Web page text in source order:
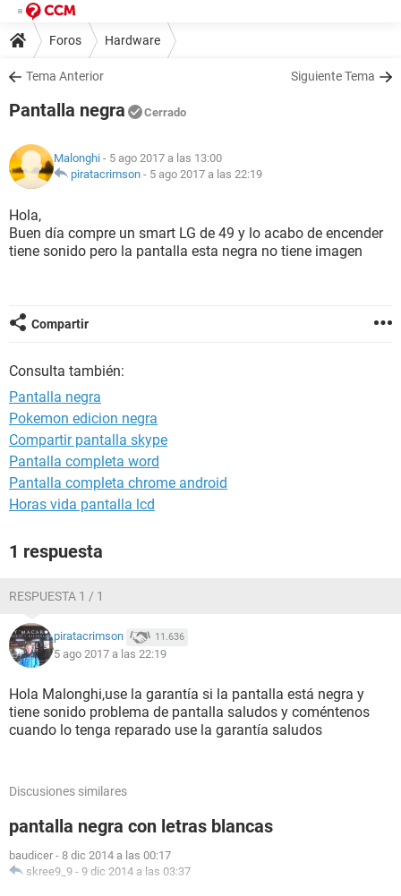
Foros Hardware
Tema Anterior Siguiente Tema
Pantalla negra Cerrado
Malonghi - 5 ago 2017 a las 13:00
piratacrimson - 5 ago 2017 a las 22:19
Hola,
Buen día compre un smart LG de 49 y lo acabo de encender
tiene sonido pero la pantalla esta negra no tiene imagen
Compartir
Consulta también:
Pantalla negra
Pokemon edicion negra
Compartir pantalla skype
Pantalla completa word
Pantalla completa chrome android
Horas vida pantalla lcd
1 respuesta
RESPUESTA 1 / 1
piratacrimson 11.636
5 ago 2017 a las 22:19
Hola Malonghi,use la garantía si la pantalla está negra y
tiene sonido problema de pantalla saludos y coméntenos
cuando lo tenga reparado use la garantía saludos
Discusiones similares
pantalla negra con letras blancas
baudicer - 8 dic 2014 a las 00:17
skree9_9 - 9 dic 2014 a las 03:37